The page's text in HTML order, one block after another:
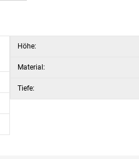
Höhe:
Material:
Tiefe: